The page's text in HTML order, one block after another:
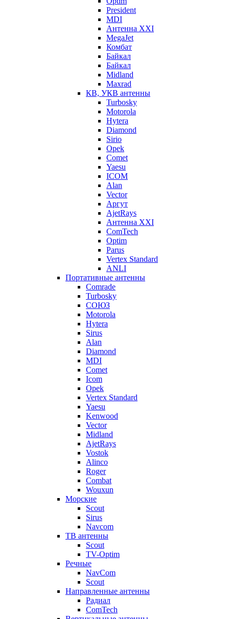
President
MDI
Антенна XXI
MegaJet
Комбат
Байкал
Байкал
Midland
Maxrad
КВ, УКВ антенны
Turbosky
Motorola
Hytera
Diamond
Sirio
Opek
Comet
Yaesu
ICOM
Alan
Vector
Аргут
AjetRays
Антенна XXI
ComTech
Optim
Parus
Vertex Standard
ANLI
Портативные антенны
Comrade
Turbosky
СОЮЗ
Motorola
Hytera
Sirus
Alan
Diamond
MDI
Comet
Icom
Opek
Vertex Standard
Yaesu
Kenwood
Vector
Midland
AjetRays
Vostok
Alinco
Roger
Combat
Wouxun
Морские
Scout
Sirus
Navcom
ТВ антенны
Scout
TV-Optim
Речные
NavCom
Scout
Направленные антенны
Радиал
ComTech